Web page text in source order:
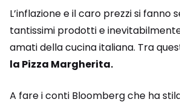
L’inflazione e il caro prezzi si fanno
tantissimi prodotti e
amati della cucina italiana. Tra
la Pizza Margherita.
A fare i conti Bloomberg che ha